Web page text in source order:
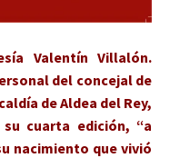
Valentín Villalón.
del concejal de
de Aldea del Rey,
su cuarta edición, “a
nacimiento que vivió